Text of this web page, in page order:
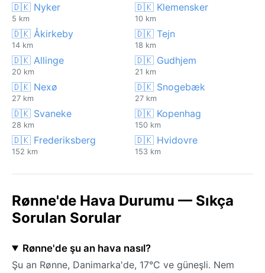
🇩🇰 Nyker
5 km
🇩🇰 Klemensker
10 km
🇩🇰 Åkirkeby
14 km
🇩🇰 Tejn
18 km
🇩🇰 Allinge
20 km
🇩🇰 Gudhjem
21 km
🇩🇰 Nexø
27 km
🇩🇰 Snogebæk
27 km
🇩🇰 Svaneke
28 km
🇩🇰 Kopenhag
150 km
🇩🇰 Frederiksberg
152 km
🇩🇰 Hvidovre
153 km
Rønne'de Hava Durumu — Sıkça
Sorulan Sorular
Rønne'de şu an hava nasıl?
Şu an Rønne, Danimarka'de, 17°C ve güneşli. Nem